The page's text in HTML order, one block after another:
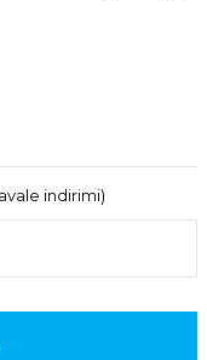
indirimi)